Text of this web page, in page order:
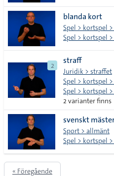
blanda kort
Spel > kortspel
Spel > kortspel
2 straff
Juridik > straffet
Spel > kortspel
Spel > kortspel
2 varianter finns
svenskt
Sport > allmänt
Spel > kortspel
« Föregående